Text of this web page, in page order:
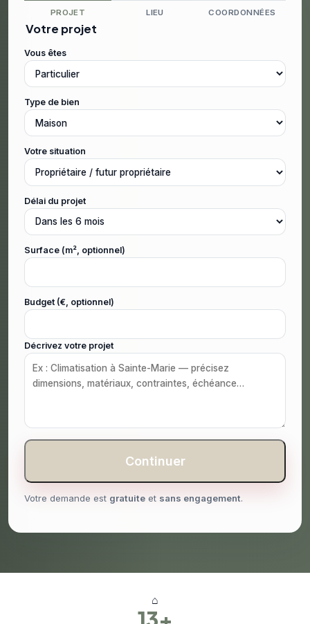
PROJET LIEU COORDONNÉES
Votre projet
Vous êtes
Type de bien
Votre situation
Délai du projet
Surface (m², optionnel)
Budget (€, optionnel)
Décrivez votre projet
Continuer
Votre demande est gratuite et sans engagement.
⌂